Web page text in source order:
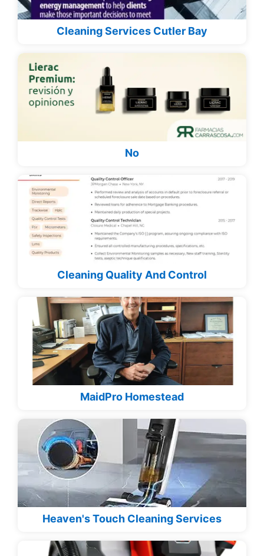
Cleaning Services Cutler Bay
No
Cleaning Quality And Control
MaidPro Homestead
Heaven's Touch Cleaning Services